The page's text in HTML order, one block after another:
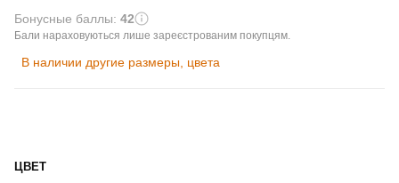
Бонусные баллы: 42
Бали нараховуються лише зареєстрованим покупцям.
В наличии другие размеры, цвета
ЦВЕТ